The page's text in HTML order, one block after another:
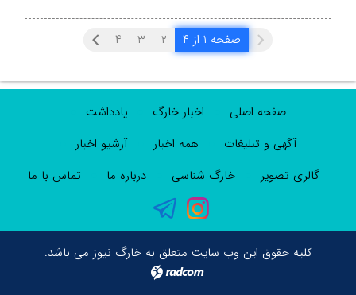
صفحه ۱ از ۴ ۲ ۳ ۴
صفحه اصلی اخبار خارگ
یادداشت
آگهی و تبلیغات
همه اخبار
آرشیو اخبار
گالری تصویر
خارگ شناسی درباره ما تماس با ما
کلیه حقوق این وب سایت متعلق به خارگ نیوز می باشد.
radcom